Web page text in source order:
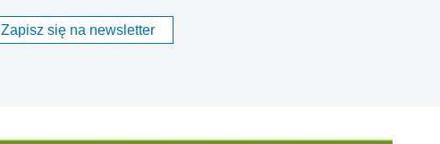
Zapisz się na newsletter